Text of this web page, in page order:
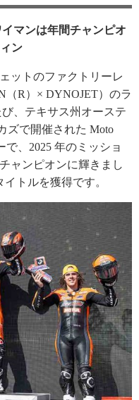
マンは年間チャンピオ
ン
ットのファクトリーレ
（R）× DYNOJET）のラ
、テキサス州オーステ
ズで開催された Moto
で、2025 年のミッショ
ャンピオンに輝きまし
トルを獲得です。